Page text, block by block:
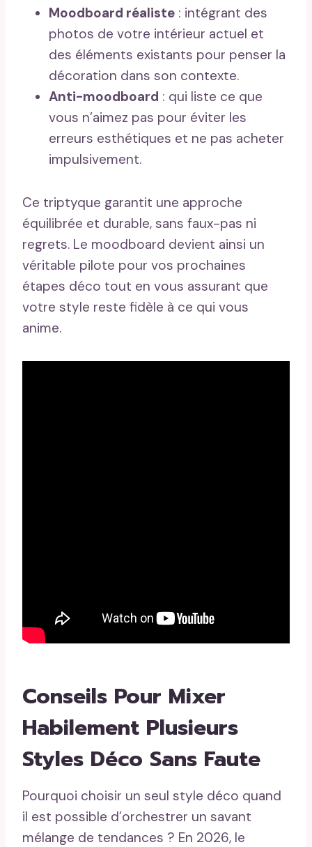
Moodboard réaliste : intégrant des
photos de votre intérieur actuel et
des éléments existants pour penser la
décoration dans son contexte.
Anti-moodboard : qui liste ce que
vous n’aimez pas pour éviter les
erreurs esthétiques et ne pas acheter
impulsivement.
Ce triptyque garantit une approche
équilibrée et durable, sans faux-pas ni
regrets. Le moodboard devient ainsi un
véritable pilote pour vos prochaines
étapes déco tout en vous assurant que
votre style reste fidèle à ce qui vous
anime.
Conseils Pour Mixer
Habilement Plusieurs
Styles Déco Sans Faute
Pourquoi choisir un seul style déco quand
il est possible d’orchestrer un savant
mélange de tendances ? En 2026, le